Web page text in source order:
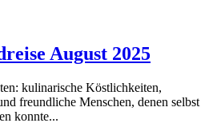
August 2025
kulinarische Köstlichkeiten,
freundliche Menschen, denen selbst
konnte...